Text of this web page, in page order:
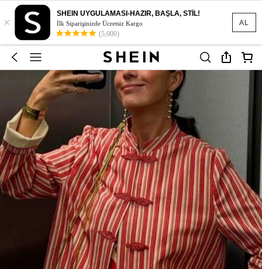
AL
×
SHEIN UYGULAMASI-HAZIR, BAŞLA, STİL!
İlk Siparişinizde Ücretsiz Kargo
(5,000)